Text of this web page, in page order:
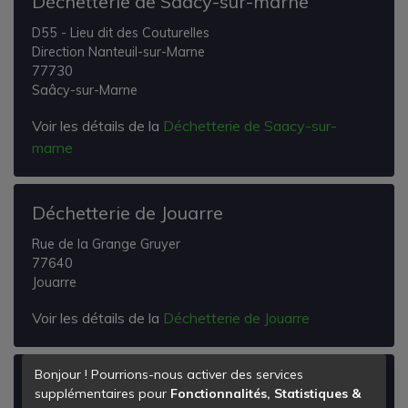
D55 - Lieu dit des Couturelles
Direction Nanteuil-sur-Marne
77730
Saâcy-sur-Marne
Voir les détails de la Déchetterie de Saacy-sur-
marne
Déchetterie de Jouarre
Rue de la Grange Gruyer
77640
Jouarre
Voir les détails de la Déchetterie de Jouarre
Déchetterie de Ocquerre
Bonjour ! Pourrions-nous activer des services
supplémentaires pour Fonctionnalités, Statistiques &